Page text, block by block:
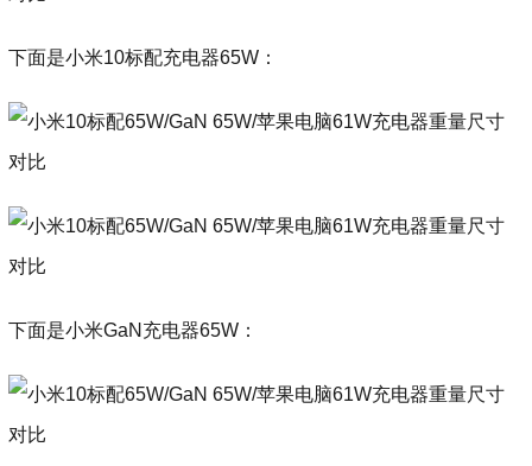
下面是小米10标配充电器65W：
下面是小米GaN充电器65W：